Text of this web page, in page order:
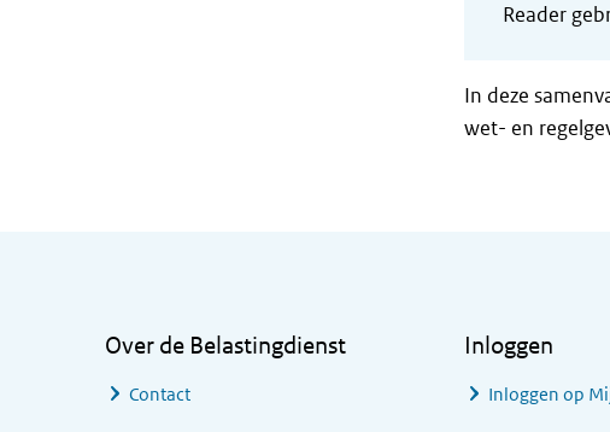
Reader
In deze
wet- en
Over de Belastingdienst
Contact
Inloggen
Inloggen op